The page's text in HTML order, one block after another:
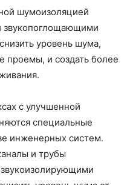
шумоизоляцией
звукопоглощающими
уровень шума,
проемы, и создать более
с улучшенной
специальные
инженерных систем.
и трубы